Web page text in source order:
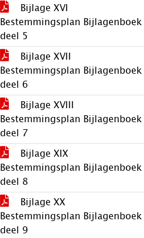
Bijlage XVI
Bestemmingsplan Bijlagenboek
deel 5
Bijlage XVII
Bestemmingsplan Bijlagenboek
deel 6
Bijlage XVIII
Bestemmingsplan Bijlagenboek
deel 7
Bijlage XIX
Bestemmingsplan Bijlagenboek
deel 8
Bijlage XX
Bestemmingsplan Bijlagenboek
deel 9